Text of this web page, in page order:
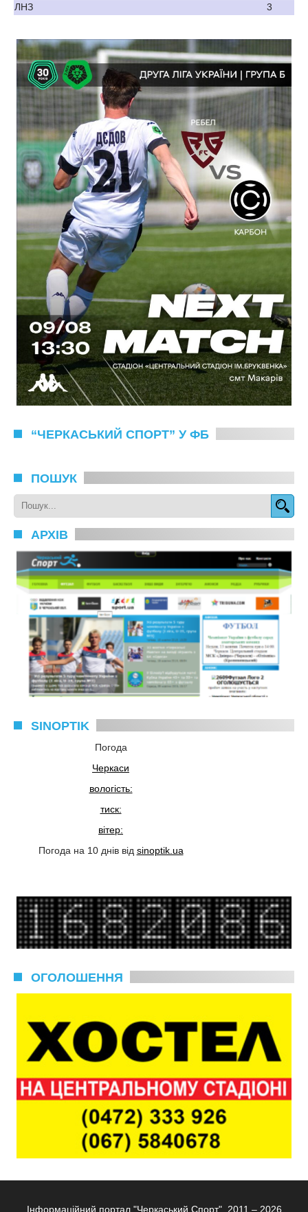
ЛНЗ
3
“ЧЕРКАСЬКИЙ СПОРТ” У ФБ
ПОШУК
АРХІВ
SINOPTIK
Погода
Черкаси
вологість:
тиск:
вітер:
Погода на 10 днів від sinoptik.ua
ОГОЛОШЕННЯ
Інформаційний портал "Черкаський Спорт", 2011 – 2026